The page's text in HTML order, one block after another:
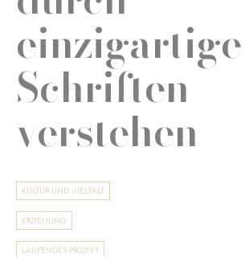
einzigartige
Schriften
verstehen
KULTUR UND VIELFALT
ERZIEHUNG
LAUFENDES PROJEKT